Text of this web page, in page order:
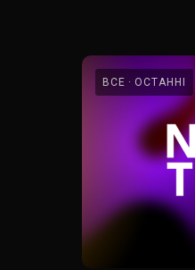
ВСЕ ОСТАННІ